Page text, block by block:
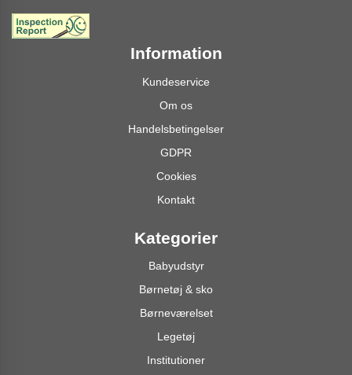
Information
Kundeservice
Om os
Handelsbetingelser
GDPR
Cookies
Kontakt
Kategorier
Babyudstyr
Børnetøj & sko
Børneværelset
Legetøj
Institutioner